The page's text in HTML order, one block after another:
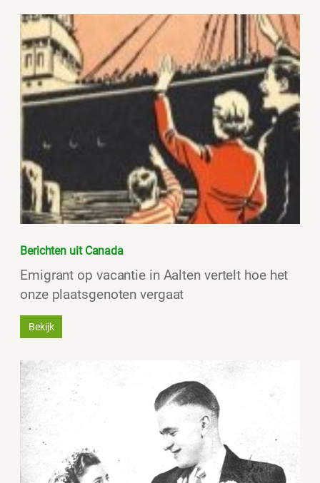
Berichten uit Canada
Emigrant op vacantie in Aalten vertelt hoe het
onze plaatsgenoten vergaat
Bekijk